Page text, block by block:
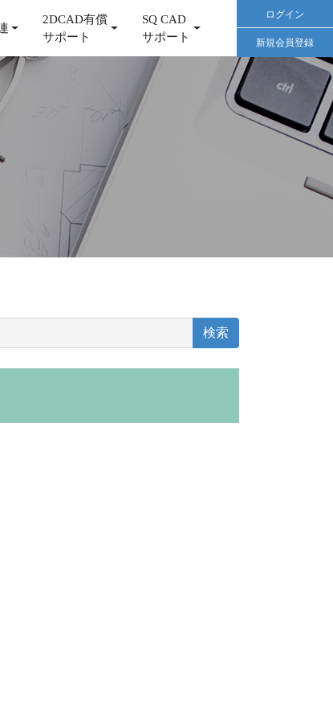
2DCAD有償
サポート
SQ CAD
サポート
ログイン
新規会員登録